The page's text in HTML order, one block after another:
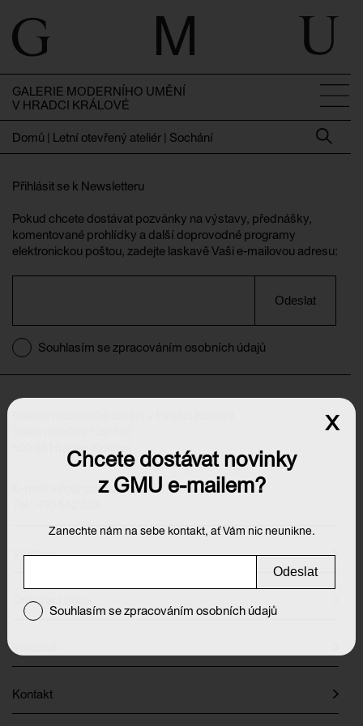
GALERIE MODERNÍHO UMĚNÍ
V HRADCI KRÁLOVÉ
Domů | Letní otevřený ateliér | Sochání
Přihlásit se k Newsletteru
Pokud chcete dostávat pozvánky na výstavy, přednášky,
komentované prohlídky a další doprovodné programy
elektronickou poštou, zadejte laskavě Vaši e-mailovou adresu:
Odeslat
Souhlasím se zpracováním osobních údajů
500 03 Hradec Králové
info@galeriehk.cz
Výstavy
Otevírací doba
Kontakt
Chcete dostávat novinky
z GMU e-mailem?
Zanechte nám na sebe kontakt, ať Vám nic neunikne.
Odeslat
Souhlasím se zpracováním osobních údajů
x